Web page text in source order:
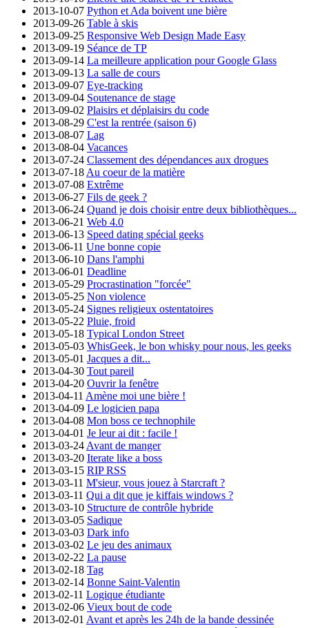
2013-10-07 Python et Ada boivent une bière
2013-09-26 Table à skis
2013-09-25 Responsive Web Design Made Easy
2013-09-19 Séance de TP
2013-09-14 La meilleure application pour Google Glass
2013-09-13 La salle de cours
2013-09-07 Eye-tracking
2013-09-04 Soutenance de stage
2013-09-02 Plaisirs et déplaisirs du code
2013-08-29 C'est la rentrée (saison 6)
2013-08-07 Lag
2013-08-04 Vacances
2013-07-24 Classement des dépendances aux drogues
2013-07-18 Au coeur de la matière
2013-07-08 Extrême
2013-06-27 Fils de geek ?
2013-06-24 Quand je dois choisir entre deux bibliothèques...
2013-06-21 Web 4.0
2013-06-13 Speed dating spécial geeks
2013-06-11 Une bonne copie
2013-06-10 Dans l'amphi
2013-06-01 Deadline
2013-05-29 Procrastination "forcée"
2013-05-25 Non violence
2013-05-24 Signes religieux ostentatoires
2013-05-22 Pluie, froid
2013-05-18 Typical London Street
2013-05-03 WhisGeek, le bon whisky pour nous, les geeks
2013-05-01 Jacques a dit...
2013-04-30 Tout pareil
2013-04-20 Ouvrir la fenêtre
2013-04-11 Amène moi une bière !
2013-04-09 Le logicien papa
2013-04-08 Mon boss ce technophile
2013-04-01 Je leur ai dit : facile !
2013-03-24 Avant de manger
2013-03-20 Iterate like a boss
2013-03-15 RIP RSS
2013-03-11 M'sieur, vous jouez à Starcraft ?
2013-03-11 Qui a dit que je kiffais windows ?
2013-03-10 Structure de contrôle hybride
2013-03-05 Sadique
2013-03-03 Dark info
2013-03-02 Le jeu des animaux
2013-02-22 La pause
2013-02-18 Tag
2013-02-14 Bonne Saint-Valentin
2013-02-11 Logique étudiante
2013-02-06 Vieux bout de code
2013-02-01 Avant et après les 24h de la bande dessinée